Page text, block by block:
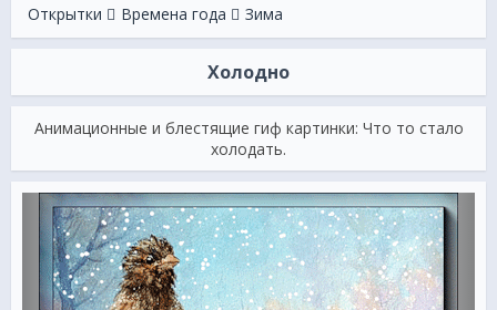
Открытки Времена года Зима
Холодно
Анимационные и блестящие гиф картинки: Что то стало
холодать.